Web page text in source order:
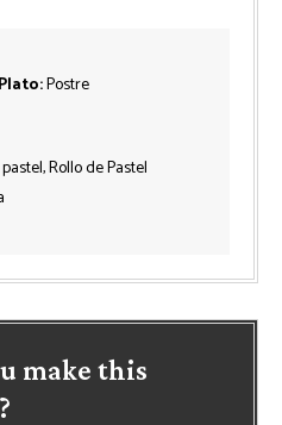
Plato:Postre
Rollo de Pastel
make this